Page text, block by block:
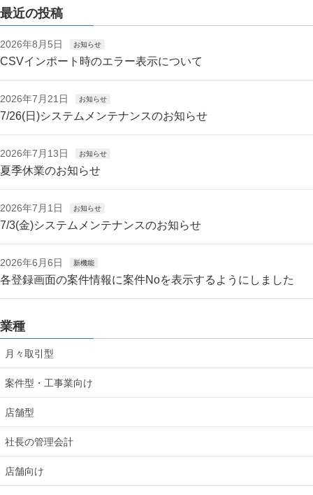
最近の投稿
2026年8月5日 お知らせ
CSVインポート時のエラー表示について
2026年7月21日 お知らせ
7/26(日)システムメンテナンスのお知らせ
2026年7月13日 お知らせ
夏季休業のお知らせ
2026年7月1日 お知らせ
7/3(金)システムメンテナンスのお知らせ
2026年6月6日 新機能
各登録画面の案件情報に案件Noを表示するようにしました
業種
月々取引型
案件型・工事業向け
店舗型
社長の管理会計
店舗向け